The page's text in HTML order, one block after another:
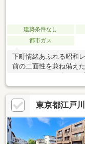
建築条件なし
都市ガス
下町情緒あふれる昭和
前の二面性を兼ね備え
用地としても♪◇建築条
れますよ♪◆確定測量済
なく、すぐに建築可能
ートディスカ南小岩店
分ドラッグセイムス南
分イトーヨーカドー小
東京都江戸